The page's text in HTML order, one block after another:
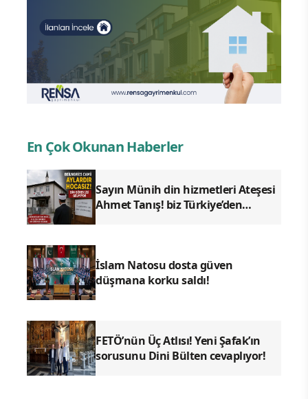
En Çok Okunan Haberler
Sayın Münih din hizmetleri Ateşesi
Ahmet Tanış! biz Türkiye’den
İslam Natosu dosta güven
düşmana korku saldı!
FETÖ’nün Üç Atlısı! Yeni Şafak’ın
sorusunu Dini Bülten cevaplıyor!